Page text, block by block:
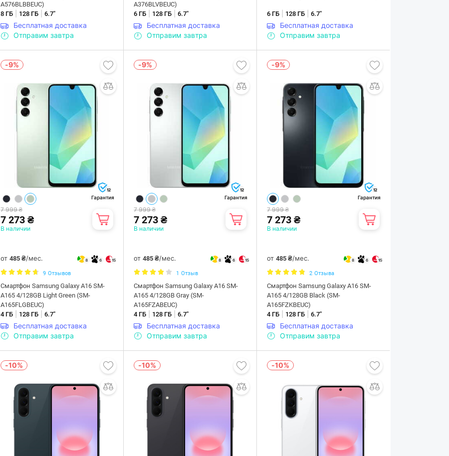
A576BLBBEUC)
8 ГБ
128 ГБ 6.7"
Бесплатная доставка
Отправим завтра
A376BLVBEUC)
6 ГБ
128 ГБ |6.7"
Бесплатная доставка
Отправим завтра
6 ГБ 128 ГБ |6.7"
Бесплатная доставка
Отправим завтра
-9%
12
Гарантия
7 999 ₴
7 273 ₴
В наличии
от 485 ₴/мес. 8 6 15
9 Отзывов
Смартфон Samsung Galaxy A16 SM-
A165 4/128GB Light Green (SM-
A165FLGBEUC)
4 ГБ
128 ГБ 6.7"
Бесплатная доставка
Отправим завтра
-9%
12
Гарантия
7 999 ₴
7 273 ₴
В наличии
от485 ₴/мес. 8 6 15
1 Отзыв
Смартфон Samsung Galaxy A16 SM-
A165 4/128GB Gray (SM-
A165FZABEUC)
4 ГБ
128 ГБ |6.7"
Бесплатная доставка
Отправим завтра
-9%
12
Гарантия
7 999 ₴
7 273 ₴
В наличии
от485 ₴/мес. 8 6 15
2 Отзыва
Смартфон Samsung Galaxy A16 SM-
A165 4/128GB Black (SM-
A165FZKBEUC)
4 ГБ
128 ГБ |6.7"
Бесплатная доставка
Отправим завтра
-10% -10% -10%